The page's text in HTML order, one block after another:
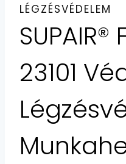
LÉGZÉSVÉDELEM
SUPAIR®
23101